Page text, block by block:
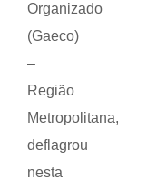
Organizado
(Gaeco)
–
Região
Metropolitana,
deflagrou
nesta